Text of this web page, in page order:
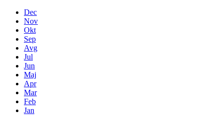
Dec
Nov
Okt
Sep
Avg
Jul
Jun
Maj
Apr
Mar
Feb
Jan